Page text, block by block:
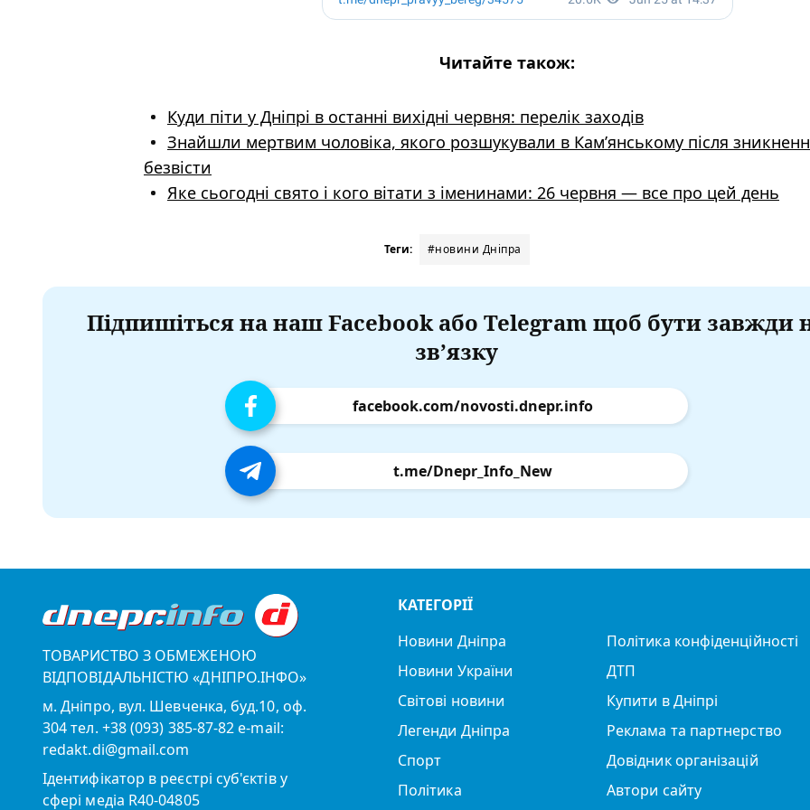
Читайте також:
Куди піти у Дніпрі в останні вихідні червня: перелік заходів
Знайшли мертвим чоловіка, якого розшукували в Кам’янському після
безвісти
Яке сьогодні свято і кого вітати з іменинами: 26 червня — все про цей день
Теги: #новини Дніпра
Підпишіться на наш Facebook або Telegram щоб бути завжди
зв’язку
facebook.com/novosti.dnepr.info
t.me/Dnepr_Info_New
ТОВАРИСТВО З ОБМЕЖЕНОЮ
ВІДПОВІДАЛЬНІСТЮ «ДНІПРО.ІНФО»
м. Дніпро, вул. Шевченка, буд.10, оф.
304 тел. +38 (093) 385-87-82 e-mail:
redakt.di@gmail.com
Ідентифікатор в реєстрі суб'єктів у
сфері медіа R40-04805
КАТЕГОРІЇ
Новини Дніпра
Новини України
Світові новини
Легенди Дніпра
Спорт
Політика
Політика конфіденційності
ДТП
Купити в Дніпрі
Реклама та партнерство
Довідник організацій
Автори сайту